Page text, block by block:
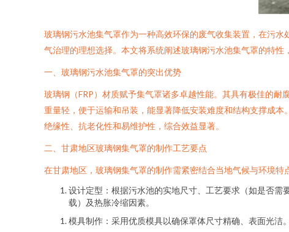
玻璃钢污水池集气罩作为一种高效环保的废气收集装置，在污
气治理的理想选择。本文将系统阐述玻璃钢污水池集气罩的特性
一、玻璃钢污水池集气罩的突出优势
玻璃钢（FRP）材质赋予集气罩诸多卓越性能。其具有极佳的
重量轻，便于运输和吊装，能显著降低安装难度和结构支撑成
绝缘性、抗老化性和易维护性，综合效益显著。
二、甘肃地区玻璃钢集气罩的制作工艺要点
在甘肃地区，玻璃钢集气罩的制作需紧密结合当地气候与环境特
设计定型：根据污水池的实地尺寸、工艺要求（如是否
载）及热胀冷缩因素。
模具制作：采用优质模具以确保罩体尺寸精确、表面光洁